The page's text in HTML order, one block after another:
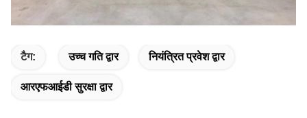
टैग: उच्च गति द्वार नियंत्रित प्रवेश द्वार
आरएफआईडी सुरक्षा द्वार